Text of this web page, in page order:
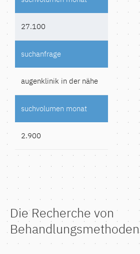
27.100
augenklinik in der nähe
2.900
Die Recherche von
Behandlungsmethoden